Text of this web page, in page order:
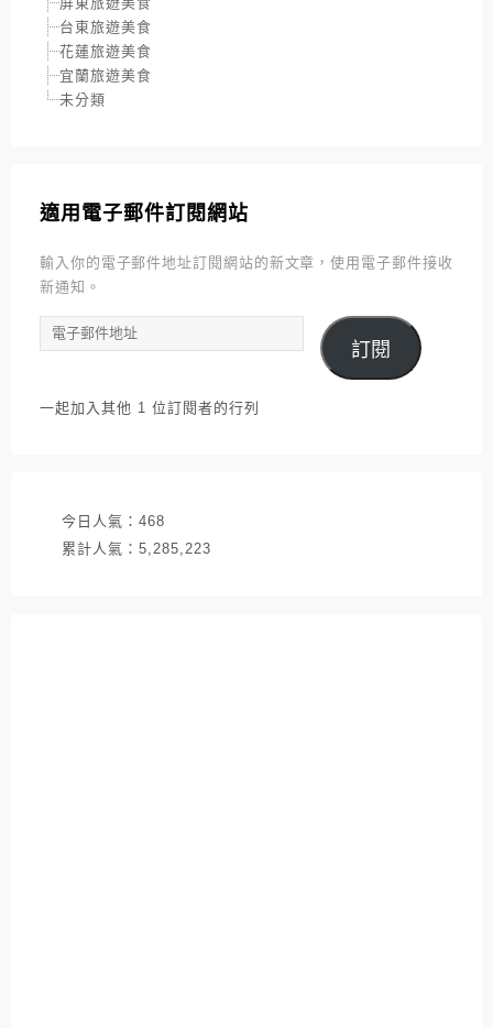
台東旅遊美食
花蓮旅遊美食
宜蘭旅遊美食
未分類
適用電子郵件訂閱網站
輸入你的電子郵件地址訂閱網站的新文章，使用電子郵件接收
新通知。
電
子
件
訂閱
一起加入其他 1 位訂閱者的行列
今日人氣： 468
累計人氣： 5,285,223